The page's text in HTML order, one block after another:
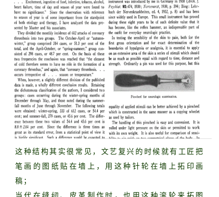
这种结构其实很常见，文艺复兴的时候就有工匠把
笔画的图纸贴在墙上，用这种针轮在墙上拓印画
稿；
当代在缝纫、皮革制作时，也用这种滚轮来拓图